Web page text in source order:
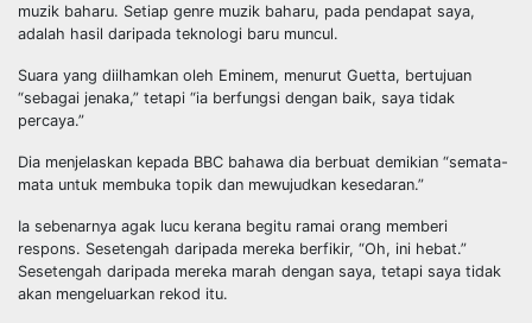
muzik baharu. Setiap genre muzik baharu, pada pendapat saya,
adalah hasil daripada teknologi baru muncul.
Suara yang diilhamkan oleh Eminem, menurut Guetta, bertujuan
“sebagai jenaka,” tetapi “ia berfungsi dengan baik, saya tidak
percaya.”
Dia menjelaskan kepada BBC bahawa dia berbuat demikian “semata-
mata untuk membuka topik dan mewujudkan kesedaran.”
Ia sebenarnya agak lucu kerana begitu ramai orang memberi
respons. Sesetengah daripada mereka berfikir, “Oh, ini hebat.”
Sesetengah daripada mereka marah dengan saya, tetapi saya tidak
akan mengeluarkan rekod itu.